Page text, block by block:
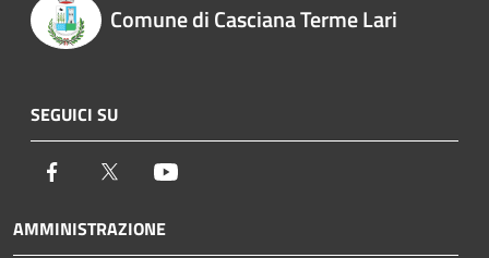
Comune di Casciana Terme Lari
SEGUICI SU
Facebook Twitter
AMMINISTRAZIONE